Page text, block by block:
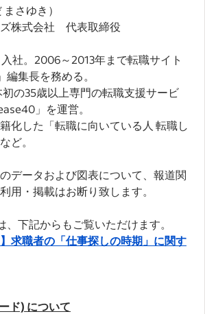
さゆき）
株式会社 代表取締役
社。2006～2013年まで転職サイト
編集長を務める。
の35歳以上専門の転職支援サービ
」を運営。
化した「転職に向いている人 転職し
ど。
データおよび図表について、報道関
用・掲載はお断り致します。
下記からもご覧いただけます。
】求職者の「仕事探しの時期」に関す
ド) について